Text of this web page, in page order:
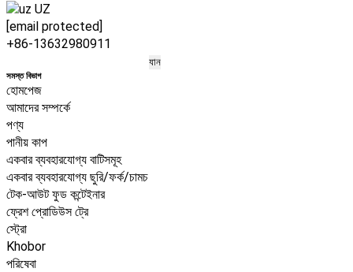
UZ
[email protected]
+86-13632980911
সমস্ত বিভাগ
হোমপেজ
আমাদের সম্পর্কে
পণ্য
পানীয় কাপ
একবার ব্যবহারযোগ্য বাটিসমূহ
একবার ব্যবহারযোগ্য ছুরি/ফর্ক/চামচ
টেক-আউট ফুড কন্টেইনার
ফ্রেশ প্রোডিউস ট্রে
স্ট্রো
Khobor
পরিষেবা